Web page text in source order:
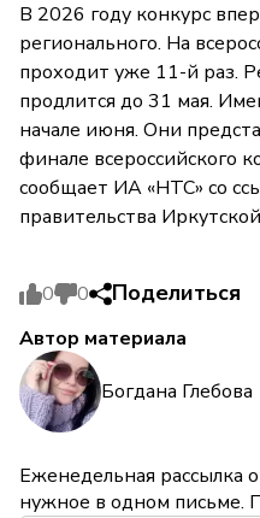
В 2026 году конкурс
регионального. На
проходит уже 11-й раз.
продлится до 31 мая.
начале июня. Они
финале всероссийского
сообщает ИА «НТС» со
правительства
0 0 Поделиться
Автор материала
Богдана Глебова
Еженедельная рассылка
нужное в одном письме.